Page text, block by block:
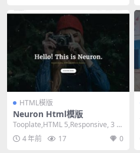
HTML模版
Neuron Html模版
Tooplate,HTML 5,Responsive, 3 C
olumns,Da...
4 年前 17 0